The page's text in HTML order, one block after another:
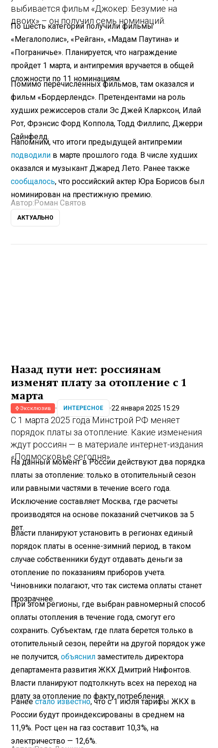
выбивается фильм «Джокер: Безумие на
двоих» – он получил семь номинаций.
По шесть категорий получили фильмы
«Мегалополис», «Рейган», «Мадам Паутина» и
«Пограничье». Планируется, что награждение
пройдет 1 марта, и антипремия вручается в общей
сложности по 11 номинациям.
Помимо перечисленных фильмов, там оказался и
фильм «Бордерлендс». Претендентами на роль
худших режиссеров стали Эс Джей Кларксон, Илай
Рот, Фрэнсис Форд Коппола, Тодд Филлипс, Джерри
Сайнфелд.
Напомним, что итоги предыдущей антипремии
подводили в марте прошлого года. В числе худших
оказался и музыкант Джаред Лето. Ранее также
сообщалось, что российский актер Юра Борисов был
номинирован на престижную премию.
Автор: Роман Святов
АКТУАЛЬНО
Назад пути нет: россиянам
изменят плату за отопление с 1
марта
Эксклюзив ИНТЕРЕСНОЕ 22 января 2025 15:29
С 1 марта 2025 года Минстрой РФ меняет
порядок платы за отопление. Какие изменения
ждут россиян — в материале интернет-издания
«Подмосковье сегодня».
На данный момент в России действуют два порядка
платы за отопление: только в отопительный сезон
или равными частями в течение всего года.
Исключение составляет Москва, где расчеты
производятся на основе показаний счетчиков за 5
лет.
Власти планируют установить в регионах единый
порядок платы в осенне-зимний период, в таком
случае собственники будут отдавать деньги за
отопление по показаниям приборов учета.
Чиновники полагают, что так система оплаты станет
прозрачнее.
При этом регионы, где выбран равномерный способ
оплаты отопления в течение года, смогут его
сохранить. Субъектам, где плата берется только в
отопительный сезон, перейти на другой порядок уже
не получится,объяснил заместитель директора
департамента развития ЖКХ Дмитрий Нифонтов.
Власти планируют подтолкнуть всех на переход на
плату за отопление по факту потребления.
Ранеестало известно, что с 1 июля тарифы ЖКХ в
России будут проиндексированы в среднем на
11,9%. Рост цен на газ составит 10,3%, на
электричество — 12,6%.